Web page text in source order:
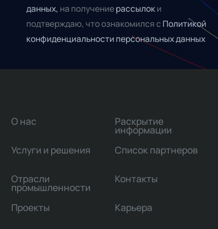
данных, на получениерассылоки
подтверждаю, что ознакомился с Политикой
конфиденциальности персональных данных
О нас
Услуги и решения
Отрасли
промышленности
Проекты
Раскрытие
информации
Список партнеров
Контакты
Карьера